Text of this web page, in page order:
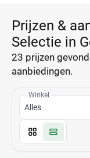
Prijzen &
Selectie in
23 prijzen
aanbiedingen.
Winkel
Alles